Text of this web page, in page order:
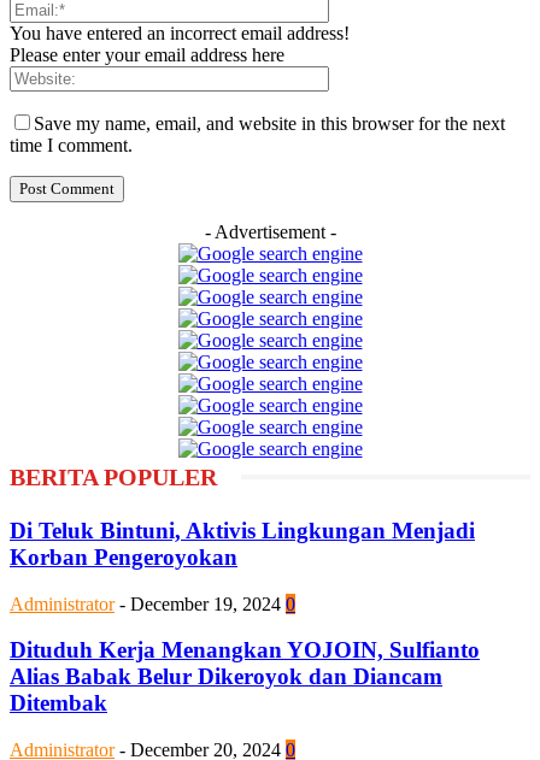
You have entered an incorrect email address!
Please enter your email address here
Save my name, email, and website in this browser for the next
time I comment.
- Advertisement -
BERITA POPULER
Di Teluk Bintuni, Aktivis Lingkungan Menjadi
Korban Pengeroyokan
Administrator - December 19, 2024 0
Dituduh Kerja Menangkan YOJOIN, Sulfianto
Alias Babak Belur Dikeroyok dan Diancam
Ditembak
Administrator - December 20, 2024 0